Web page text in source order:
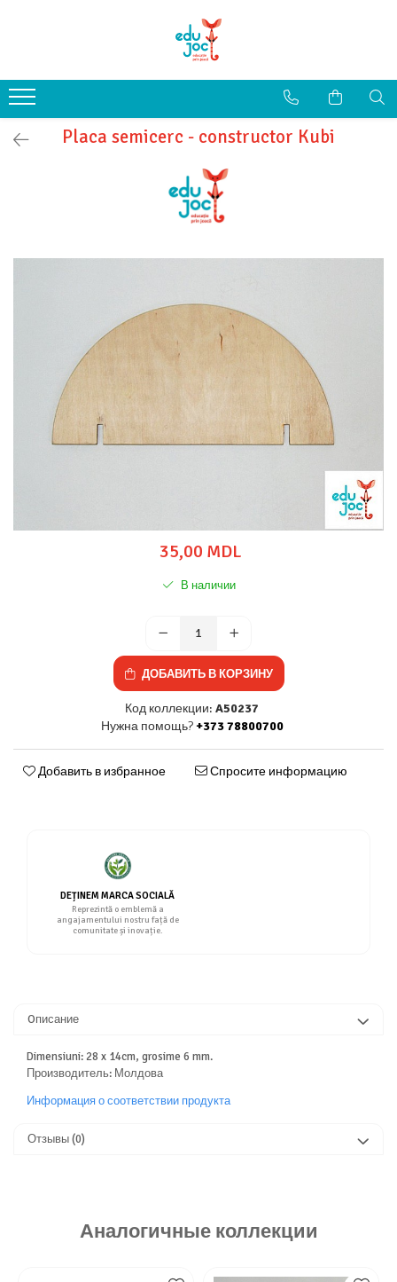
1-2 ani
3-4 ani
5-7 ani
Placa semicerc - constructor Kubi
35,00 MDL
В наличии
ДОБАВИТЬ В КОРЗИНУ
Код коллекции: A50237
Нужна помощь? +373 78800700
Добавить в избранное Спросите информацию
DEȚINEM MARCA SOCIALĂ
Reprezintă o emblemă a
angajamentului nostru față de
comunitate și inovație.
Oписание
Dimensiuni: 28 x 14cm, grosime 6 mm.
Производитель: Молдова
Информация о соответствии продукта
Отзывы(0)
Аналогичные коллекции